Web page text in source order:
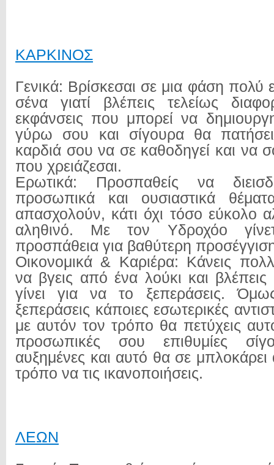
ΚΑΡΚΙΝΟΣ
Γενικά: Βρίσκεσαι σε μια φάση πολύ
σένα γιατί βλέπεις τελείως
εκφάνσεις που μπορεί να
γύρω σου και σίγουρα θα
καρδιά σου να σε καθοδηγεί και να
που χρειάζεσαι.
Ερωτικά: Προσπαθείς να
προσωπικά και ουσιαστικά
απασχολούν, κάτι όχι τόσο εύκολο
αληθινό. Με τον Υδροχόο
προσπάθεια για βαθύτερη
Οικονομικά & Καριέρα: Κάνεις
να βγεις από ένα λούκι και βλέπεις
γίνει για να το ξεπεράσεις.
ξεπεράσεις κάποιες εσωτερικές
με αυτόν τον τρόπο θα πετύχεις
προσωπικές σου επιθυμίες
αυξημένες και αυτό θα σε μπλοκάρει
τρόπο να τις ικανοποιήσεις.
ΛΕΩΝ